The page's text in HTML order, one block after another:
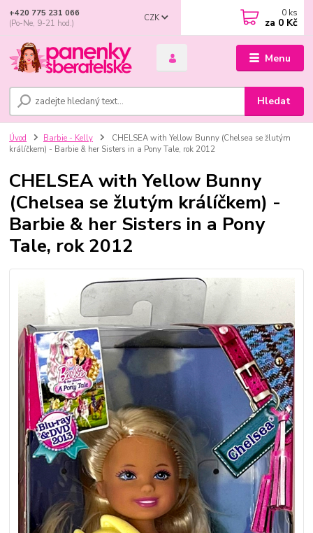
Menu
CZK
Hledat
+420 775 231 066
(Po-Ne, 9-21 hod.)
0 ks
za 0 Kč
Úvod Barbie - Kelly
CHELSEA with Yellow Bunny (Chelsea se žlutým
králíčkem) - Barbie & her Sisters in a Pony Tale, rok 2012
CHELSEA with Yellow Bunny
(Chelsea se žlutým králíčkem) -
Barbie & her Sisters in a Pony
Tale, rok 2012